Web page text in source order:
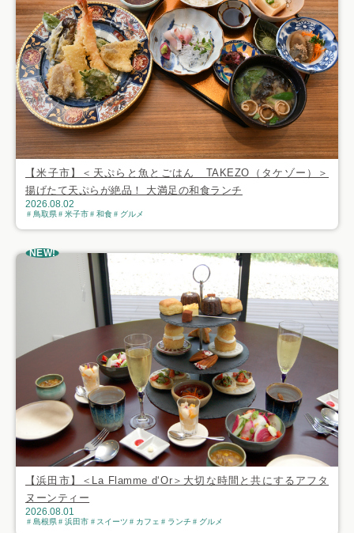
【米子市】＜天ぷらと魚とごはん TAKEZO（タケゾー）＞
揚げたて天ぷらが絶品！ 大満足の和食ランチ
2026.08.02
鳥取県 米子市 和食 グルメ
NEW!
【浜田市】＜La Flamme d‘Or＞大切な時間と共にするアフタ
ヌーンティー
2026.08.01
島根県 浜田市 スイーツ カフェ ランチ グルメ